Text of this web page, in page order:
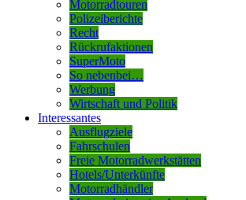
Motorradtouren
Polizeiberichte
Recht
Rückrufaktionen
SuperMoto
So nebenbei…
Werbung
Wirtschaft und Politik
Interessantes
Ausflugziele
Fahrschulen
Freie Motorradwerkstätten
Hotels/Unterkünfte
Motorradhändler